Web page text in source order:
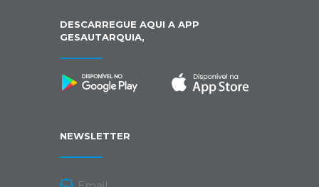
DESCARREGUE AQUI A APP
GESAUTARQUIA,
NEWSLETTER